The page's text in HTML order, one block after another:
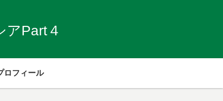
Part４
ロフィール